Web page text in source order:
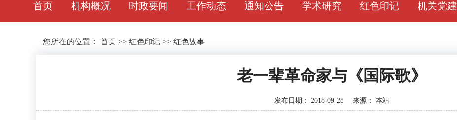
首页 机构概况 时政要闻 工作动态 通知公告 学术研究 红色印记 机关党建
您所在的位置： 首页 >> 红色印记 >> 红色故事
老一辈革命家与《国际歌》
发布日期： 2018-09-28 来源： 本站